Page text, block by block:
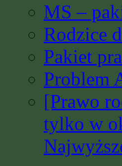
MS –
Rodzice
Pakiet
Problem
[Prawo
tylko w